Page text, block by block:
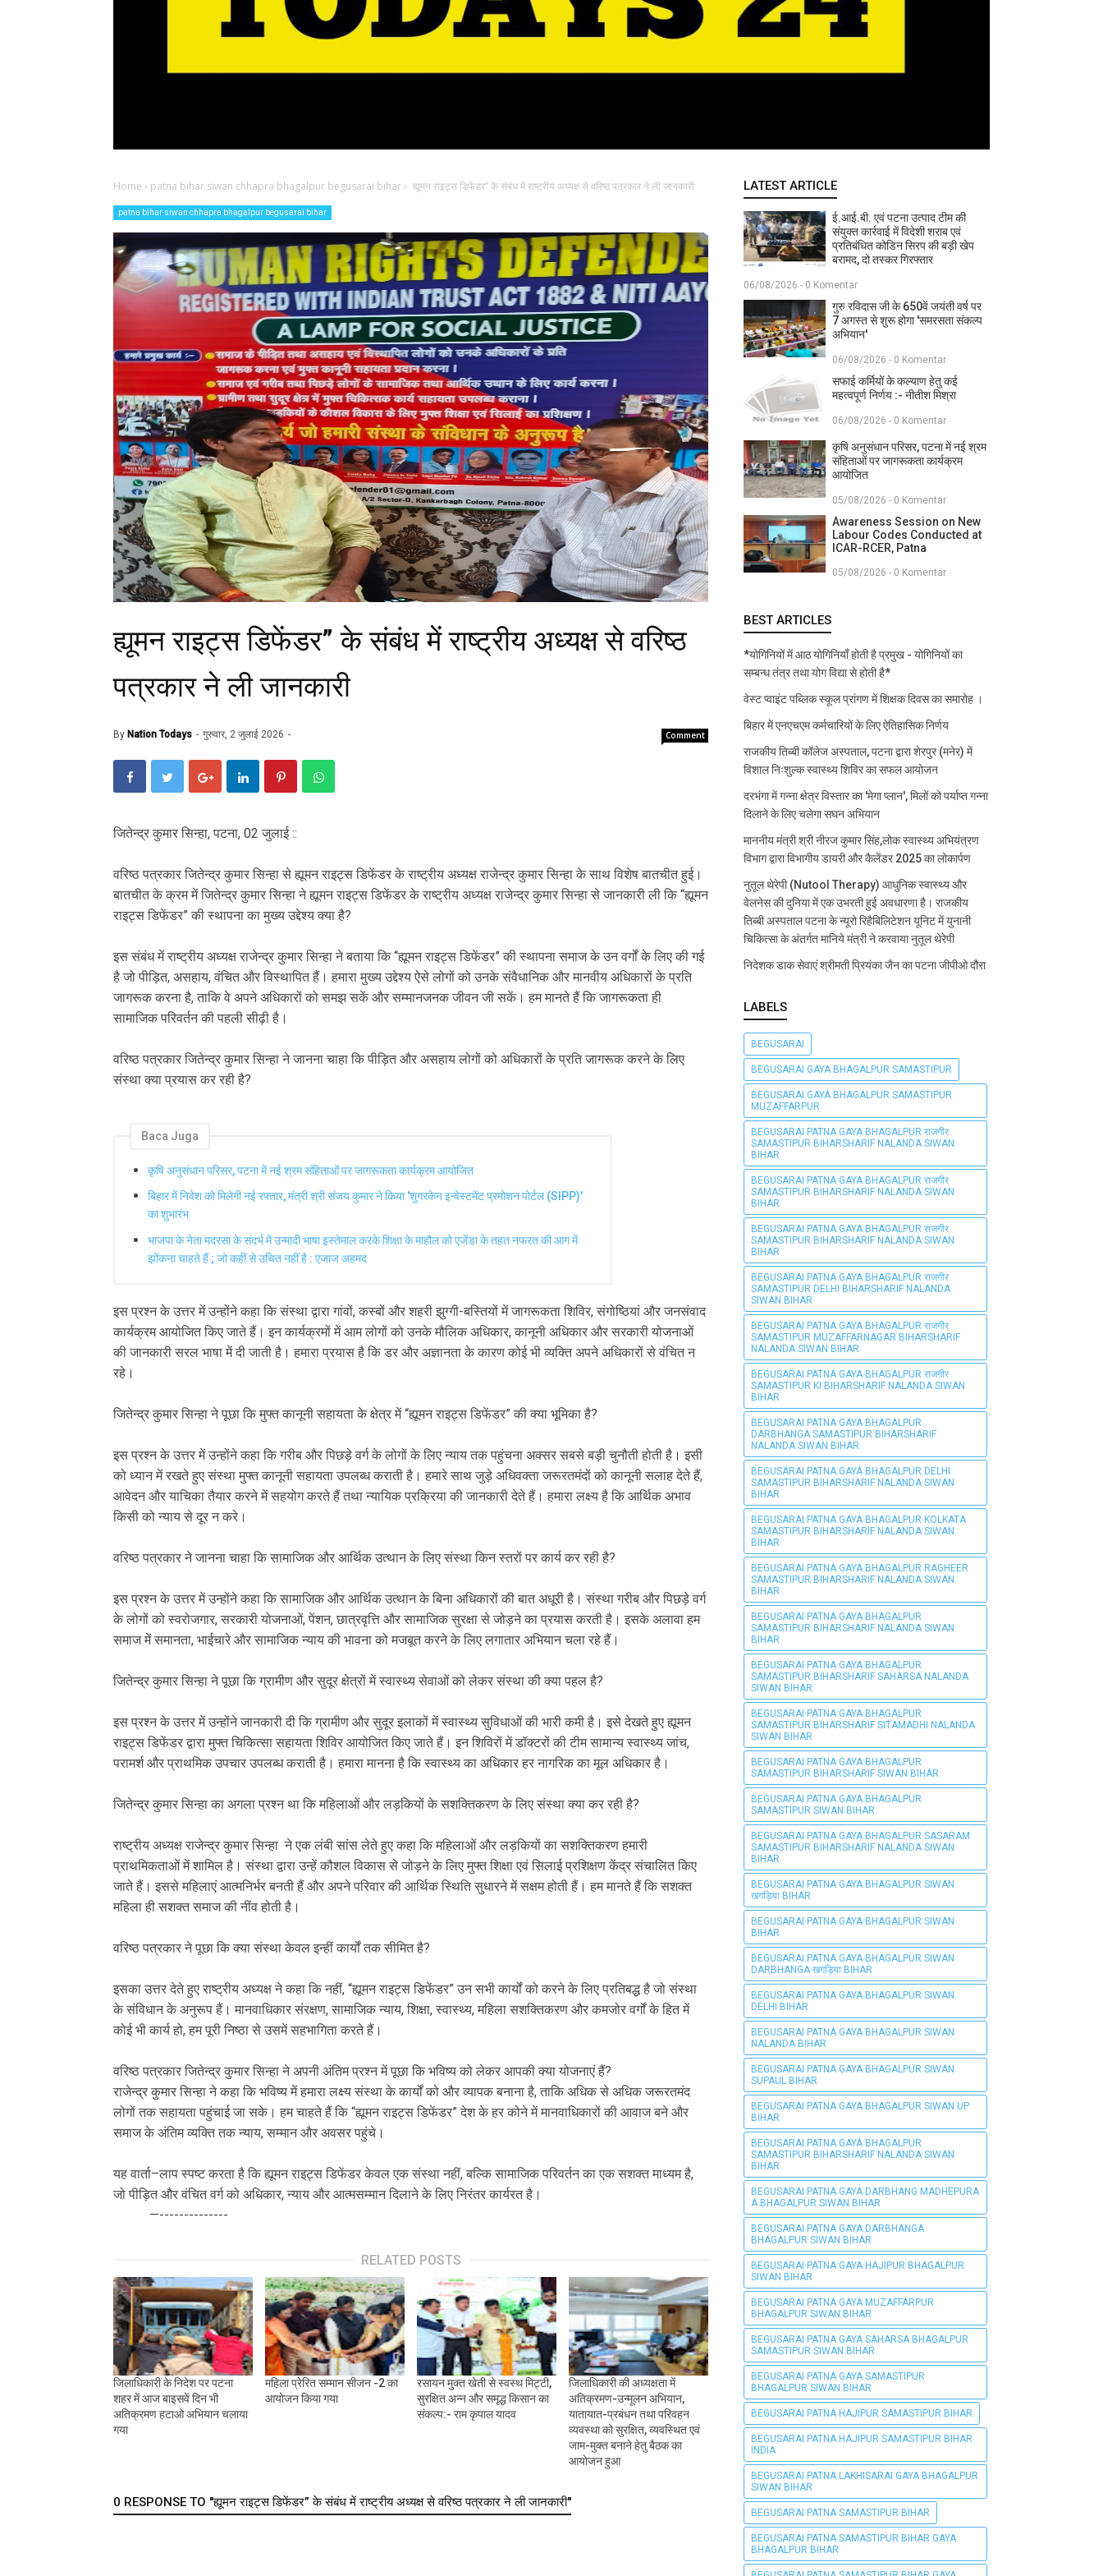
Home › patna bihar siwan chhapra bhagalpur begusarai bihar› ह्यूमन राइट्स डिफेंडर” के संबंध में राष्ट्रीय अध्यक्ष से वरिष्ठ पत्रकार ने ली जानकारी
patna bihar siwan chhapra bhagalpur begusarai bihar
ह्यूमन राइट्स डिफेंडर” के संबंध में राष्ट्रीय अध्यक्ष से वरिष्ठ
पत्रकार ने ली जानकारी
By Nation Todays गुरुवार, 2 जुलाई 2026 Comment
जितेन्द्र कुमार सिन्हा, पटना, 02 जुलाई ::
वरिष्ठ पत्रकार जितेन्द्र कुमार सिन्हा से ह्यूमन राइट्स डिफेंडर के राष्ट्रीय अध्यक्ष राजेन्द्र कुमार सिन्हा के साथ विशेष बातचीत हुई।
बातचीत के क्रम में जितेन्द्र कुमार सिन्हा ने ह्यूमन राइट्स डिफेंडर के राष्ट्रीय अध्यक्ष राजेन्द्र कुमार सिन्हा से जानकारी ली कि “ह्यूमन
राइट्स डिफेंडर” की स्थापना का मुख्य उद्देश्य क्या है?
इस संबंध में राष्ट्रीय अध्यक्ष राजेन्द्र कुमार सिन्हा ने बताया कि “ह्यूमन राइट्स डिफेंडर” की स्थापना समाज के उन वर्गों के लिए की गई
है जो पीड़ित, असहाय, वंचित और विस्थापित हैं। हमारा मुख्य उद्देश्य ऐसे लोगों को उनके संवैधानिक और मानवीय अधिकारों के प्रति
जागरूक करना है, ताकि वे अपने अधिकारों को समझ सकें और सम्मानजनक जीवन जी सकें। हम मानते हैं कि जागरूकता ही
सामाजिक परिवर्तन की पहली सीढ़ी है।
वरिष्ठ पत्रकार जितेन्द्र कुमार सिन्हा ने जानना चाहा कि पीड़ित और असहाय लोगों को अधिकारों के प्रति जागरूक करने के लिए
संस्था क्या प्रयास कर रही है?
Baca Juga
कृषि अनुसंधान परिसर, पटना में नई श्रम संहिताओं पर जागरूकता कार्यक्रम आयोजित
बिहार में निवेश को मिलेगी नई रफ्तार, मंत्री श्री संजय कुमार ने किया 'शुगरकेन इन्वेस्टमेंट प्रमोशन पोर्टल (SIPP)'
का शुभारंभ
भाजपा के नेता मदरसा के संदर्भ में उन्मादी भाषा इस्तेमाल करके शिक्षा के माहौल को एजेंडा के तहत नफरत की आग में
झोंकना चाहते हैं ; जो कहीं से उचित नहीं है : एजाज अहमद
इस प्रश्न के उत्तर में उन्होंने कहा कि संस्था द्वारा गांवों, कस्बों और शहरी झुग्गी-बस्तियों में जागरूकता शिविर, संगोष्ठियां और जनसंवाद
कार्यक्रम आयोजित किए जाते हैं। इन कार्यक्रमों में आम लोगों को उनके मौलिक अधिकार, कानूनी अधिकार और सरकारी योजनाओं
की जानकारी सरल भाषा में दी जाती है। हमारा प्रयास है कि डर और अज्ञानता के कारण कोई भी व्यक्ति अपने अधिकारों से वंचित न
रहे।
जितेन्द्र कुमार सिन्हा ने पूछा कि मुफ्त कानूनी सहायता के क्षेत्र में “ह्यूमन राइट्स डिफेंडर” की क्या भूमिका है?
इस प्रश्न के उत्तर में उन्होंने कहा कि गरीब और पिछड़े वर्ग के लोगों के लिए न्याय तक पहुंचना अक्सर सबसे बड़ी चुनौती होती है। इसी
को ध्यान में रखते हुए संस्था मुफ्त कानूनी सहायता उपलब्ध कराती है। हमारे साथ जुड़े अधिवक्ता जरूरतमंदों को कानूनी सलाह देते हैं,
आवेदन और याचिका तैयार करने में सहयोग करते हैं तथा न्यायिक प्रक्रिया की जानकारी देते हैं। हमारा लक्ष्य है कि आर्थिक अभाव
किसी को न्याय से दूर न करे।
वरिष्ठ पत्रकार ने जानना चाहा कि सामाजिक और आर्थिक उत्थान के लिए संस्था किन स्तरों पर कार्य कर रही है?
इस प्रश्न के उत्तर में उन्होंने कहा कि सामाजिक और आर्थिक उत्थान के बिना अधिकारों की बात अधूरी है। संस्था गरीब और पिछड़े वर्ग
के लोगों को स्वरोजगार, सरकारी योजनाओं, पेंशन, छात्रवृत्ति और सामाजिक सुरक्षा से जोड़ने का प्रयास करती है। इसके अलावा हम
समाज में समानता, भाईचारे और सामाजिक न्याय की भावना को मजबूत करने के लिए लगातार अभियान चला रहे हैं।
जितेन्द्र कुमार सिन्हा ने पूछा कि ग्रामीण और सुदूर क्षेत्रों में स्वास्थ्य सेवाओं को लेकर संस्था की क्या पहल है?
इस प्रश्न के उत्तर में उन्होंने जानकारी दी कि ग्रामीण और सुदूर इलाकों में स्वास्थ्य सुविधाओं की भारी कमी है। इसे देखते हुए ह्यूमन
राइट्स डिफेंडर द्वारा मुफ्त चिकित्सा सहायता शिविर आयोजित किए जाते हैं। इन शिविरों में डॉक्टरों की टीम सामान्य स्वास्थ्य जांच,
परामर्श और प्राथमिक उपचार उपलब्ध कराती है। हमारा मानना है कि स्वास्थ्य का अधिकार हर नागरिक का मूल अधिकार है।
जितेन्द्र कुमार सिन्हा का अगला प्रश्न था कि महिलाओं और लड़कियों के सशक्तिकरण के लिए संस्था क्या कर रही है?
राष्ट्रीय अध्यक्ष राजेन्द्र कुमार सिन्हा ने एक लंबी सांस लेते हुए कहा कि महिलाओं और लड़कियों का सशक्तिकरण हमारी
प्राथमिकताओं में शामिल है। संस्था द्वारा उन्हें कौशल विकास से जोड़ने के लिए मुफ्त शिक्षा एवं सिलाई प्रशिक्षण केंद्र संचालित किए
जाते हैं। इससे महिलाएं आत्मनिर्भर बनती हैं और अपने परिवार की आर्थिक स्थिति सुधारने में सक्षम होती हैं। हम मानते हैं कि सशक्त
महिला ही सशक्त समाज की नींव होती है।
वरिष्ठ पत्रकार ने पूछा कि क्या संस्था केवल इन्हीं कार्यों तक सीमित है?
इसका उत्तर देते हुए राष्ट्रीय अध्यक्ष ने कहा कि नहीं, “ह्यूमन राइट्स डिफेंडर” उन सभी कार्यों को करने के लिए प्रतिबद्ध है जो संस्था
के संविधान के अनुरूप हैं। मानवाधिकार संरक्षण, सामाजिक न्याय, शिक्षा, स्वास्थ्य, महिला सशक्तिकरण और कमजोर वर्गों के हित में
कोई भी कार्य हो, हम पूरी निष्ठा से उसमें सहभागिता करते हैं।
वरिष्ठ पत्रकार जितेन्द्र कुमार सिन्हा ने अपनी अंतिम प्रश्न में पूछा कि भविष्य को लेकर आपकी क्या योजनाएं हैं?
राजेन्द्र कुमार सिन्हा ने कहा कि भविष्य में हमारा लक्ष्य संस्था के कार्यों को और व्यापक बनाना है, ताकि अधिक से अधिक जरूरतमंद
लोगों तक सहायता पहुंचाई जा सके। हम चाहते हैं कि “ह्यूमन राइट्स डिफेंडर” देश के हर कोने में मानवाधिकारों की आवाज बने और
समाज के अंतिम व्यक्ति तक न्याय, सम्मान और अवसर पहुंचे।
यह वार्ता–लाप स्पष्ट करता है कि ह्यूमन राइट्स डिफेंडर केवल एक संस्था नहीं, बल्कि सामाजिक परिवर्तन का एक सशक्त माध्यम है,
जो पीड़ित और वंचित वर्ग को अधिकार, न्याय और आत्मसम्मान दिलाने के लिए निरंतर कार्यरत है।
—--------------
RELATED POSTS
जिलाधिकारी के निदेश पर पटना
शहर में आज बाइसवें दिन भी
अतिक्रमण हटाओ अभियान चलाया
गया
महिला प्रेरित सम्मान सीजन -2 का
आयोजन किया गया
रसायन मुक्त खेती से स्वस्थ मिट्टी,
सुरक्षित अन्न और समृद्ध किसान का
संकल्प:- राम कृपाल यादव
जिलाधिकारी की अध्यक्षता में
अतिक्रमण-उन्मूलन अभियान,
यातायात-प्रबंधन तथा परिवहन
व्यवस्था को सुरक्षित, व्यवस्थित एवं
जाम-मुक्त बनाने हेतु बैठक का
आयोजन हुआ
0 RESPONSE TO "ह्यूमन राइट्स डिफेंडर” के संबंध में राष्ट्रीय अध्यक्ष से वरिष्ठ पत्रकार ने ली जानकारी"
LATEST ARTICLE
ई.आई.बी. एवं पटना उत्पाद टीम की
संयुक्त कार्रवाई में विदेशी शराब एवं
प्रतिबंधित कोडिन सिरप की बड़ी खेप
बरामद, दो तस्कर गिरफ्तार
06/08/2026 - 0 Komentar
गुरु रविदास जी के 650वें जयंती वर्ष पर
7 अगस्त से शुरू होगा 'समरसता संकल्प
अभियान'
06/08/2026 - 0 Komentar
सफाई कर्मियों के कल्याण हेतु कई
महत्वपूर्ण निर्णय :- नीतीश मिश्रा
06/08/2026 - 0 Komentar
कृषि अनुसंधान परिसर, पटना में नई श्रम
संहिताओं पर जागरूकता कार्यक्रम
आयोजित
05/08/2026 - 0 Komentar
Awareness Session on New
Labour Codes Conducted at
ICAR-RCER, Patna
05/08/2026 - 0 Komentar
BEST ARTICLES
*योगिनियों में आठ योगिनियाँ होती है प्रमुख - योगिनियों का
सम्बन्ध तंत्र तथा योग विद्या से होती है*
वेस्ट प्वाइंट पब्लिक स्कूल प्रांगण में शिक्षक दिवस का समारोह ।
बिहार में एनएचएम कर्मचारियों के लिए ऐतिहासिक निर्णय
राजकीय तिब्बी कॉलेज अस्पताल, पटना द्वारा शेरपुर (मनेर) में
विशाल निःशुल्क स्वास्थ्य शिविर का सफल आयोजन
दरभंगा में गन्ना क्षेत्र विस्तार का 'मेगा प्लान', मिलों को पर्याप्त गन्ना
दिलाने के लिए चलेगा सघन अभियान
माननीय मंत्री श्री नीरज कुमार सिंह,लोक स्वास्थ्य अभियंत्रण
विभाग द्वारा विभागीय डायरी और कैलेंडर 2025 का लोकार्पण
नुतूल थेरेपी (Nutool Therapy) आधुनिक स्वास्थ्य और
वेलनेस की दुनिया में एक उभरती हुई अवधारणा है। राजकीय
तिब्बी अस्पताल पटना के न्यूरो रिहैबिलिटेशन यूनिट में युनानी
चिकित्सा के अंतर्गत मानिये मंत्री ने करवाया नुतूल थेरेपी
निदेशक डाक सेवाएं श्रीमती प्रियंका जैन का पटना जीपीओ दौरा
LABELS
BEGUSARAI
BEGUSARAI GAYA BHAGALPUR SAMASTIPUR
BEGUSARAI GAYA BHAGALPUR SAMASTIPUR
MUZAFFARPUR
BEGUSARAI PATNA GAYA BHAGALPUR राजगीर
SAMASTIPUR BIHARSHARIF NALANDA SIWAN
BIHAR
BEGUSARAI PATNA GAYA BHAGALPUR राजगीर
SAMASTIPUR BIHARSHARIF NALANDA SIWAN
BIHAR
BEGUSARAI PATNA GAYA BHAGALPUR राजगीर
SAMASTIPUR BIHARSHARIF NALANDA SIWAN
BIHAR
BEGUSARAI PATNA GAYA BHAGALPUR राजगीर
SAMASTIPUR DELHI BIHARSHARIF NALANDA
SIWAN BIHAR
BEGUSARAI PATNA GAYA BHAGALPUR राजगीर
SAMASTIPUR MUZAFFARNAGAR BIHARSHARIF
NALANDA SIWAN BIHAR
BEGUSARAI PATNA GAYA BHAGALPUR राजगीर
SAMASTIPUR KI BIHARSHARIF NALANDA SIWAN
BIHAR
BEGUSARAI PATNA GAYA BHAGALPUR
DARBHANGA SAMASTIPUR BIHARSHARIF
NALANDA SIWAN BIHAR
BEGUSARAI PATNA GAYA BHAGALPUR DELHI
SAMASTIPUR BIHARSHARIF NALANDA SIWAN
BIHAR
BEGUSARAI PATNA GAYA BHAGALPUR KOLKATA
SAMASTIPUR BIHARSHARIF NALANDA SIWAN
BIHAR
BEGUSARAI PATNA GAYA BHAGALPUR RAGHEER
SAMASTIPUR BIHARSHARIF NALANDA SIWAN
BIHAR
BEGUSARAI PATNA GAYA BHAGALPUR
SAMASTIPUR BIHARSHARIF NALANDA SIWAN
BIHAR
BEGUSARAI PATNA GAYA BHAGALPUR
SAMASTIPUR BIHARSHARIF SAHARSA NALANDA
SIWAN BIHAR
BEGUSARAI PATNA GAYA BHAGALPUR
SAMASTIPUR BIHARSHARIF SITAMADHI NALANDA
SIWAN BIHAR
BEGUSARAI PATNA GAYA BHAGALPUR
SAMASTIPUR BIHARSHARIF SIWAN BIHAR
BEGUSARAI PATNA GAYA BHAGALPUR
SAMASTIPUR SIWAN BIHAR
BEGUSARAI PATNA GAYA BHAGALPUR SASARAM
SAMASTIPUR BIHARSHARIF NALANDA SIWAN
BIHAR
BEGUSARAI PATNA GAYA BHAGALPUR SIWAN
खगड़िया BIHAR
BEGUSARAI PATNA GAYA BHAGALPUR SIWAN
BIHAR
BEGUSARAI PATNA GAYA BHAGALPUR SIWAN
DARBHANGA खगड़िया BIHAR
BEGUSARAI PATNA GAYA BHAGALPUR SIWAN
DELHI BIHAR
BEGUSARAI PATNA GAYA BHAGALPUR SIWAN
NALANDA BIHAR
BEGUSARAI PATNA GAYA BHAGALPUR SIWAN
SUPAUL BIHAR
BEGUSARAI PATNA GAYA BHAGALPUR SIWAN UP
BIHAR
BEGUSARAI PATNA GAYA BHAGALPUR
SAMASTIPUR BIHARSHARIF NALANDA SIWAN
BIHAR
BEGUSARAI PATNA GAYA DARBHANG MADHEPURA
A BHAGALPUR SIWAN BIHAR
BEGUSARAI PATNA GAYA DARBHANGA
BHAGALPUR SIWAN BIHAR
BEGUSARAI PATNA GAYA HAJIPUR BHAGALPUR
SIWAN BIHAR
BEGUSARAI PATNA GAYA MUZAFFARPUR
BHAGALPUR SIWAN BIHAR
BEGUSARAI PATNA GAYA SAHARSA BHAGALPUR
SAMASTIPUR SIWAN BIHAR
BEGUSARAI PATNA GAYA SAMASTIPUR
BHAGALPUR SIWAN BIHAR
BEGUSARAI PATNA HAJIPUR SAMASTIPUR BIHAR
BEGUSARAI PATNA HAJIPUR SAMASTIPUR BIHAR
INDIA
BEGUSARAI PATNA LAKHISARAI GAYA BHAGALPUR
SIWAN BIHAR
BEGUSARAI PATNA SAMASTIPUR BIHAR
BEGUSARAI PATNA SAMASTIPUR BIHAR GAYA
BHAGALPUR BIHAR